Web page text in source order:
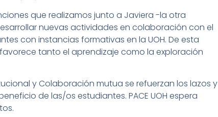
que realizamos junto a Javiera -la otra
nuevas actividades en colaboración con el
con instancias formativas en la UOH. De esta
tanto el aprendizaje como la exploración
y Colaboración mutua se refuerzan los lazos y
de las/os estudiantes. PACE UOH espera